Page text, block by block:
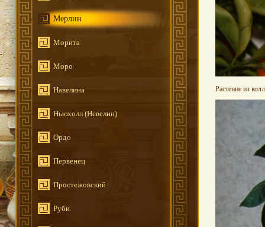
Мерлин
Морита
Моро
Навелина
Ньюхолл (Невелин)
Ордо
Первенец
Простежовский
Руби
Растение из